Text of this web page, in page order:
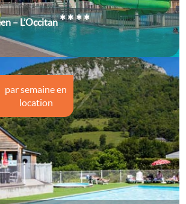
– L’Occitan****
par semaine en
location